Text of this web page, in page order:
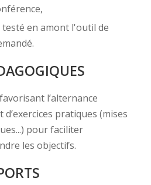
en amont l'outil de
l’alternance
pratiques (mises
pour faciliter
les objectifs.